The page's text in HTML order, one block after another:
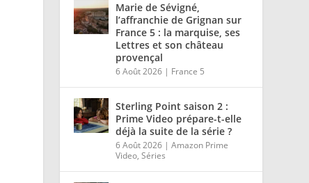
Marie de Sévigné,
l’affranchie de Grignan sur
France 5 : la marquise, ses
Lettres et son château
provençal
6 Août 2026 | France 5
Sterling Point saison 2 :
Prime Video prépare-t-elle
déjà la suite de la série ?
6 Août 2026 |Amazon Prime
Video,Séries